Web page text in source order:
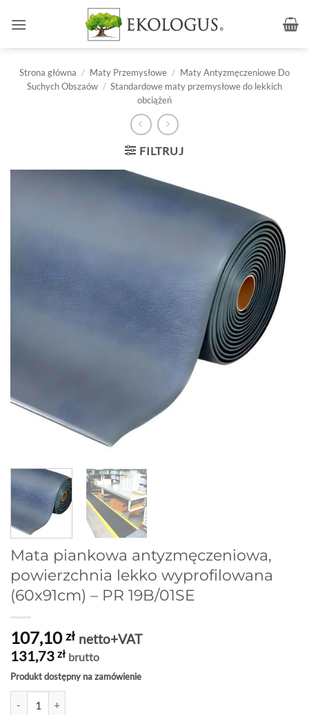
Strona główna / Maty Przemysłowe / Maty Antyzmęczeniowe Do
Suchych Obszaów / Standardowe maty przemysłowe do lekkich
obciążeń
FILTRUJ
Mata piankowa antyzmęczeniowa,
powierzchnia lekko wyprofilowana
(60x91cm) – PR 19B/01SE
107,10zł netto+VAT
131,73 zł brutto
Produkt dostępny na zamówienie